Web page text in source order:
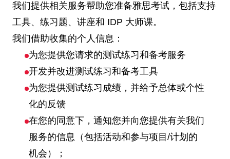
我们提供相关服务帮助您准备雅思考试，包括支持
工具、练习题、讲座和 IDP 大师课。
我们借助收集的个人信息：
为您提供您请求的测试练习和备考服务
开发并改进测试练习和备考工具
为您提供测试练习成绩，并给予总体或个性
化的反馈
在您的同意下，通知您并向您提供有关我们
服务的信息（包括活动和参与项目/计划的
机会）；